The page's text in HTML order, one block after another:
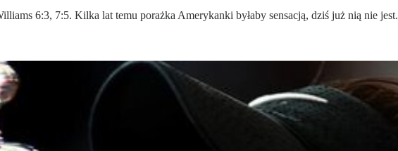
6:3, 7:5. Kilka lat temu porażka Amerykanki byłaby sensacją, dziś już nią nie jest.